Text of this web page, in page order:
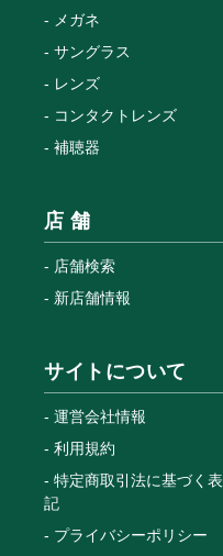
メガネ
サングラス
レンズ
コンタクトレンズ
補聴器
店 舗
店舗検索
新店舗情報
サイトについて
運営会社情報
利用規約
特定商取引法に基づく表
記
プライバシーポリシー